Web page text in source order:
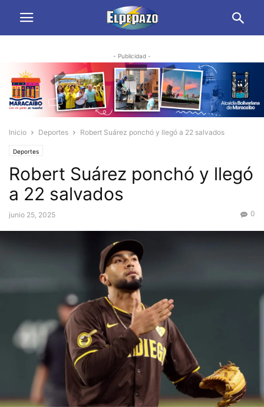
- Publicidad -
Inicio Deportes Robert Suárez ponchó y llegó a 22 salvados
Deportes
Robert Suárez ponchó y llegó
a 22 salvados
junio 25, 2025 0